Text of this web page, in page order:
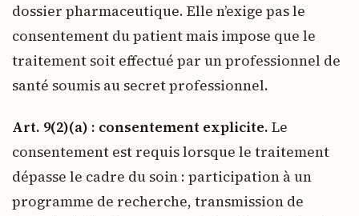
dossier pharmaceutique. Elle n’exige pas le
consentement du patient mais impose que le
traitement soit effectué par un professionnel de
santé soumis au secret professionnel.
Art. 9(2)(a) : consentement explicite. Le
consentement est requis lorsque le traitement
dépasse le cadre du soin : participation à un
programme de recherche, transmission de